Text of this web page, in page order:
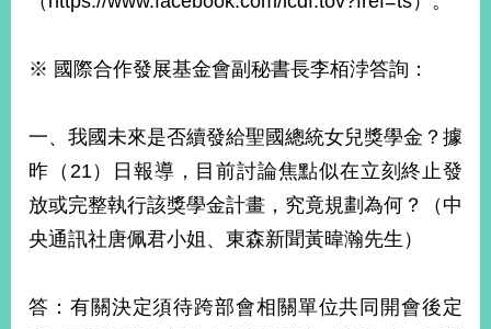
※ 國際合作發展基金會副秘書長李栢浡答詢：
一、我國未來是否續發給聖國總統女兒獎學金？據
昨（21）日報導，目前討論焦點似在立刻終止發
放或完整執行該獎學金計畫，究竟規劃為何？（中
央通訊社唐佩君小姐、東森新聞黃暐瀚先生）
答：有關決定須待跨部會相關單位共同開會後定